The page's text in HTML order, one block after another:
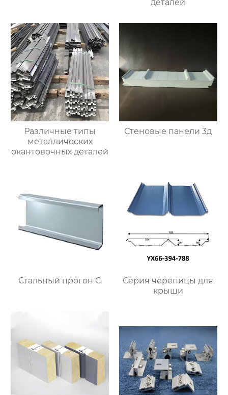
деталей
Различные типы
металлических
окантовочных деталей
Стеновые панели 3д
Стальный прогон C
Серия черепицы для
крыши